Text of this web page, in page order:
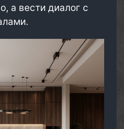
а вести диалог с